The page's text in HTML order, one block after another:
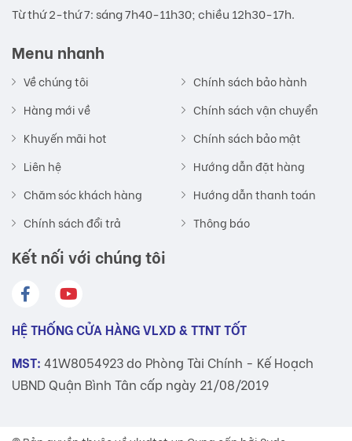
Từ thứ 2-thứ 7: sáng 7h40-11h30; chiều 12h30-17h.
Menu nhanh
Về chúng tôi
Hàng mới về
Khuyến mãi hot
Liên hệ
Chăm sóc khách hàng
Chính sách đổi trả
Chính sách bảo hành
Chính sách vận chuyển
Chính sách bảo mật
Hướng dẫn đặt hàng
Hướng dẫn thanh toán
Thông báo
Kết nối với chúng tôi
HỆ THỐNG CỬA HÀNG VLXD & TTNT TỐT
MST: 41W8054923 do Phòng Tài Chính - Kế Hoạch
UBND Quận Bình Tân cấp ngày 21/08/2019